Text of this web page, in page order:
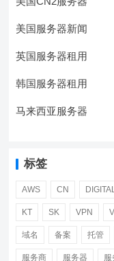
美国服务器新闻
英国服务器租用
韩国服务器租用
马来西亚服务器
标签
AWS CN
KT SK VPN
域名 备案 托管
服务商 服务器 服